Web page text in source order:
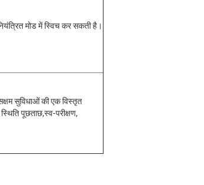
मोड में स्विच कर सकती है।
सुविधाओं की एक विस्तृत
पूछताछ,स्व-परीक्षण,